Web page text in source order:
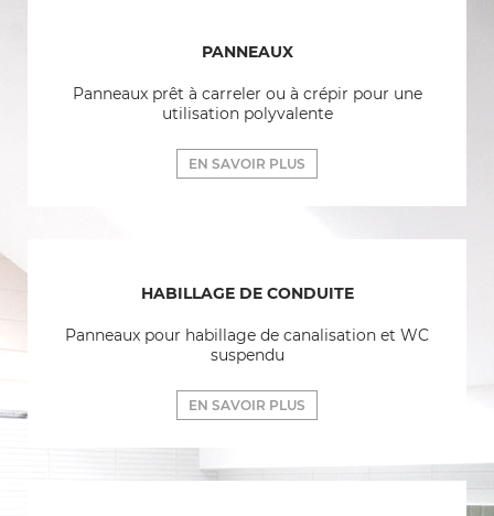
PANNEAUX
Panneaux prêt à carreler ou à crépir pour une
utilisation polyvalente
EN SAVOIR PLUS
HABILLAGE DE CONDUITE
Panneaux pour habillage de canalisation et WC
suspendu
EN SAVOIR PLUS